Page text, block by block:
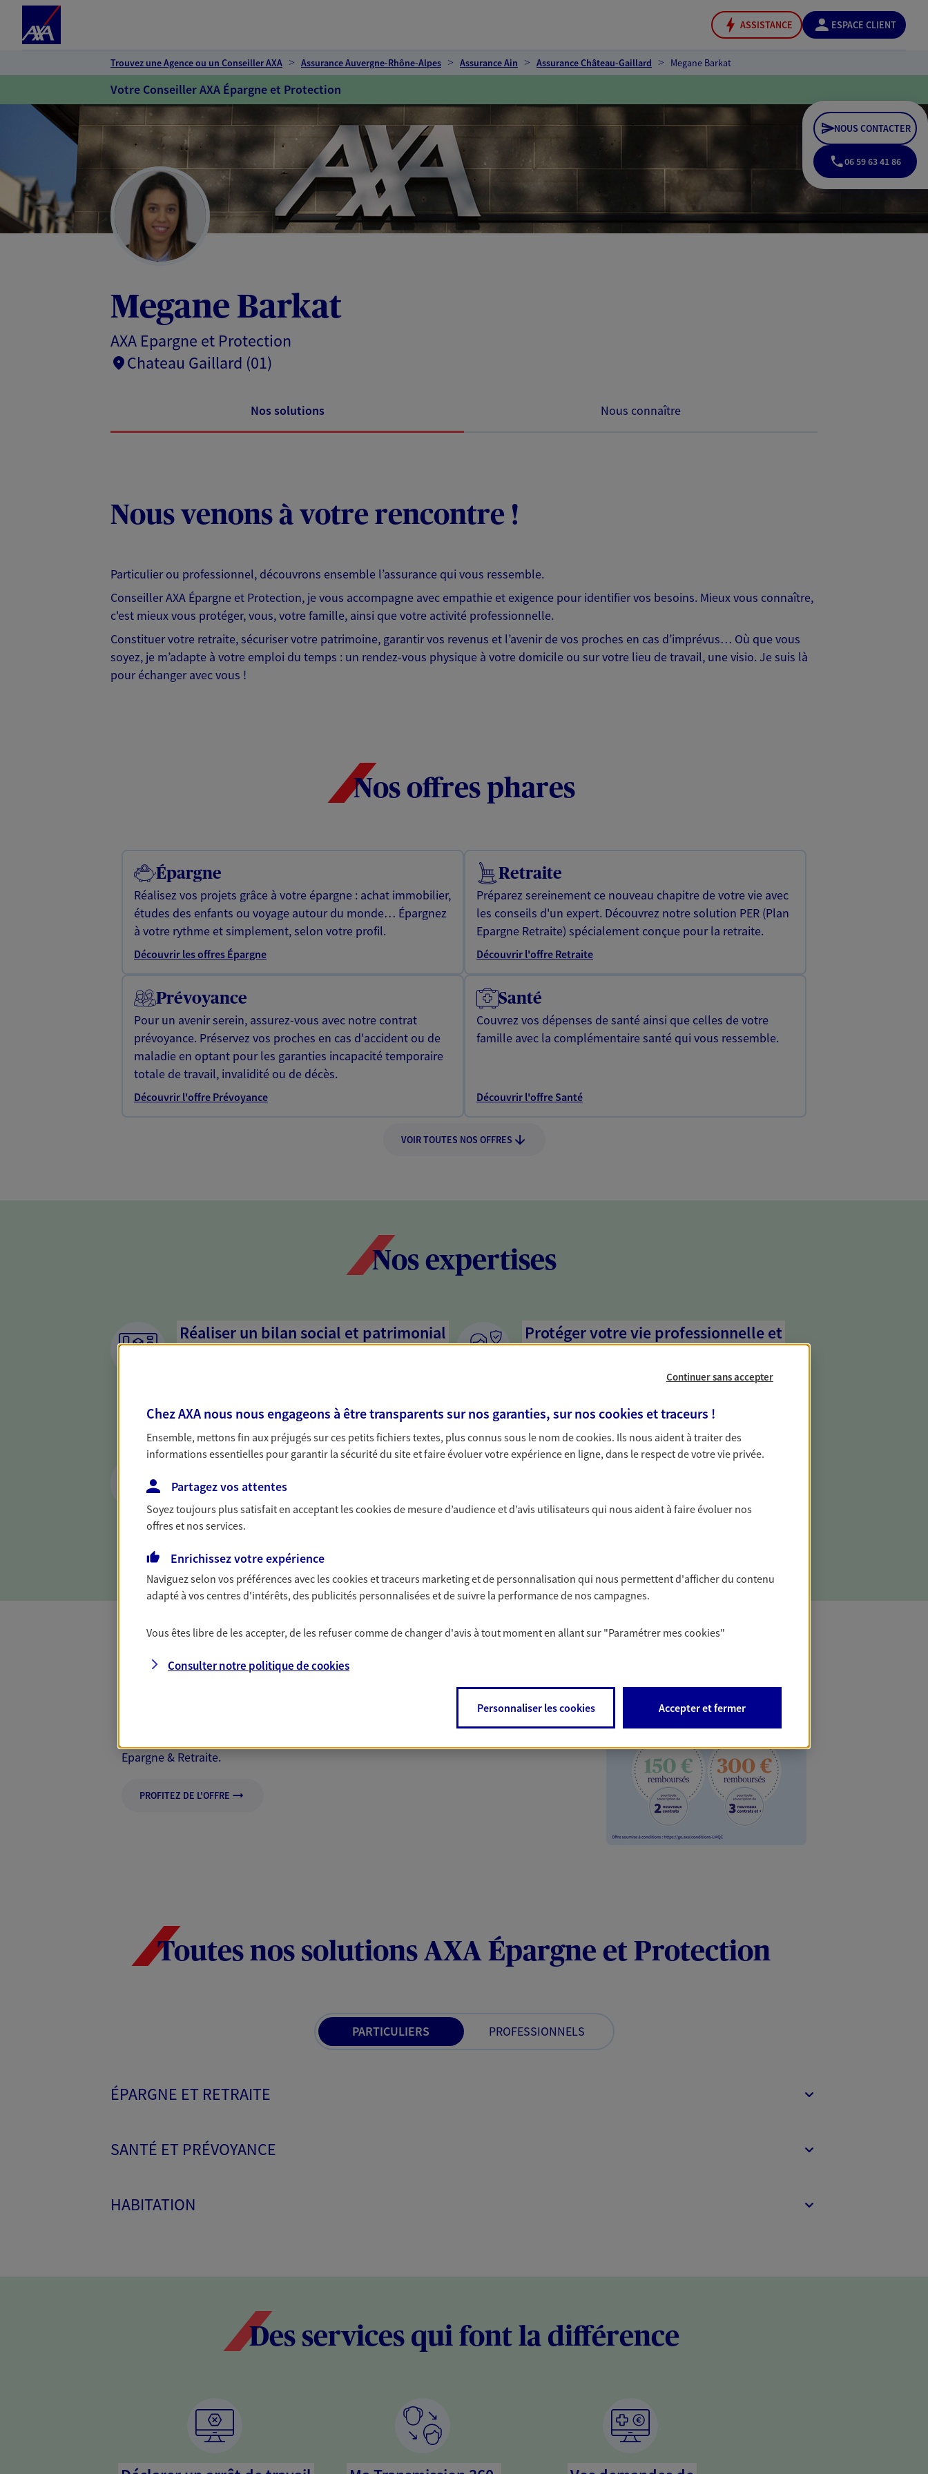
ASSISTANCE ESPACE CLIENT
Trouvez une Agence ou un Conseiller AXA Assurance Auvergne-Rhône-Alpes Assurance Ain Assurance Château-Gaillard Megane Barkat
Votre Conseiller AXA Épargne et Protection
Megane Barkat
AXA Epargne et Protection
Chateau Gaillard (01)
NOUS CONTACTER
06 59 63 41 86
Nos solutions Nous connaître
Nous venons à votre rencontre !
Particulier ou professionnel, découvrons ensemble l’assurance qui vous ressemble.
Conseiller AXA Épargne et Protection, je vous accompagne avec empathie et exigence pour identifier vos besoins. Mieux vous connaître,
c'est mieux vous protéger, vous, votre famille, ainsi que votre activité professionnelle.
Constituer votre retraite, sécuriser votre patrimoine, garantir vos revenus et l’avenir de vos proches en cas d’imprévus… Où que vous
soyez, je m’adapte à votre emploi du temps : un rendez-vous physique à votre domicile ou sur votre lieu de travail, une visio. Je suis là
pour échanger avec vous !
Nos offres phares
Épargne
Réalisez vos projets grâce à votre épargne : achat immobilier,
études des enfants ou voyage autour du monde… Épargnez
à votre rythme et simplement, selon votre profil.
Découvrir les offres Épargne
Retraite
Préparez sereinement ce nouveau chapitre de votre vie avec
les conseils d'un expert. Découvrez notre solution PER (Plan
Epargne Retraite) spécialement conçue pour la retraite.
Découvrir l'offre Retraite
Prévoyance
Pour un avenir serein, assurez-vous avec notre contrat
prévoyance. Préservez vos proches en cas d'accident ou de
maladie en optant pour les garanties incapacité temporaire
totale de travail, invalidité ou de décès.
Découvrir l'offre Prévoyance
Santé
Couvrez vos dépenses de santé ainsi que celles de votre
famille avec la complémentaire santé qui vous ressemble.
Découvrir l'offre Santé
VOIR TOUTES NOS OFFRES
Nos expertises
Réaliser un bilan social et patrimonial
dresser un bilan complet de votre situation. Une analyse
solide pour vous formuler des conseils cohérents avec vos
besoins.
Protéger votre vie professionnelle et
Nous sommes à votre écoute pour vous proposer des
activité, mais aussi les risques liés à votre vie privée. Un seul
interlocuteur pour tous vos besoins, ça change tout.
Accompagner les chefs d'entreprise
En tant que chef d'entreprise, vos décisions engagent
chaque jour l'avenir de votre activité. Appuyez-vous sur nos
conseils pour faire les bons choix, protéger au mieux votre
Valoriser et transmettre votre
Préparez au mieux la transmission de votre patrimoine en
Mon Offre Gagnante
Profitez d’une offre de remboursement tout en vous protégeant. Pour la souscription de
Epargne & Retraite.
PROFITEZ DE L'OFFRE
Toutes nos solutions AXA Épargne et Protection
PARTICULIERS PROFESSIONNELS
ÉPARGNE ET RETRAITE
SANTÉ ET PRÉVOYANCE
HABITATION
Des services qui font la différence
Continuer sans accepter
Chez AXA nous nous engageons à être transparents sur nos garanties, sur nos cookies et traceurs !
Ensemble, mettons fin aux préjugés sur ces petits fichiers textes, plus connus sous le nom decookies. Ils nous aident à traiter des
informations essentielles pour garantir la sécurité du site et faire évoluer votre expérience en ligne, dans le respect de votre vie privée.
Partagez vos attentes
Soyez toujours plus satisfait en acceptant lescookiesde mesure d’audience et d’avis utilisateurs qui nous aident à faire évoluer nos
offres et nos services.
Enrichissez votre expérience
Naviguez selon vos préférences avec lescookies et traceurs marketing et de personnalisation qui nous permettent d'afficher du contenu
adapté à vos centres d'intérêts, des publicités personnalisées et de suivre la performance de nos campagnes.
Vous êtes libre de les accepter, de les refuser comme de changer d'avis à tout moment en allant sur "Paramétrer mescookies"
Consulter notre politique decookies
Personnaliser les cookies Accepter et fermer